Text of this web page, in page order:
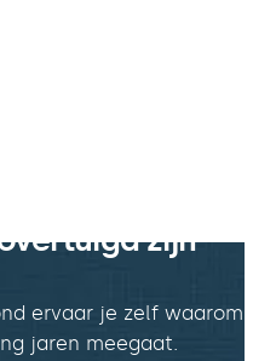
zijn
ervaar je zelf waarom
jaren meegaat.